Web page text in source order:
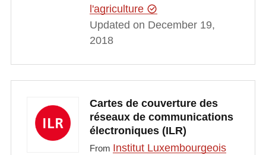
l'agriculture
Updated on December 19,
2018
Cartes de couverture des
réseaux de communications
électroniques (ILR)
From Institut Luxembourgeois